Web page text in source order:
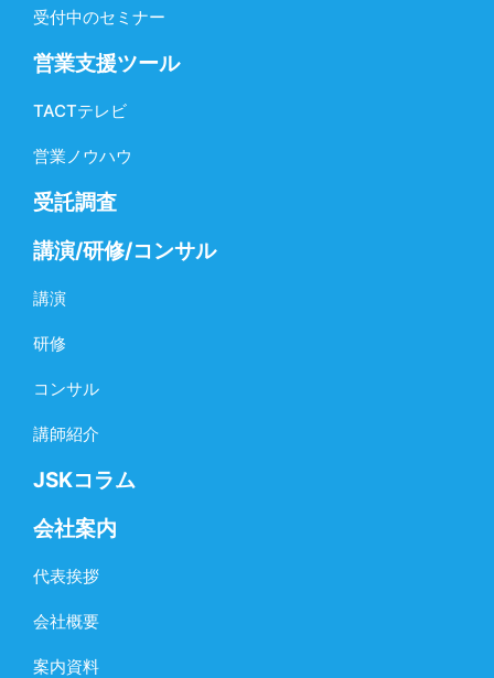
受付中のセミナー
営業支援ツール
TACTテレビ
営業ノウハウ
受託調査
講演/研修/コンサル
講演
研修
コンサル
講師紹介
JSKコラム
会社案内
代表挨拶
会社概要
案内資料